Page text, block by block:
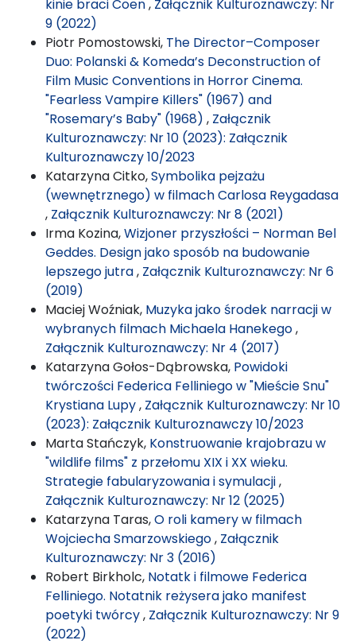
kinie braci Coen, Załącznik Kulturoznawczy: Nr
9 (2022)
Piotr Pomostowski, The Director–Composer
Duo: Polanski & Komeda’s Deconstruction of
Film Music Conventions in Horror Cinema.
"Fearless Vampire Killers" (1967) and
"Rosemary’s Baby" (1968) , Załącznik
Kulturoznawczy: Nr 10 (2023): Załącznik
Kulturoznawczy 10/2023
Katarzyna Citko,Symbolika pejzażu
(wewnętrznego) w filmach Carlosa Reygadasa
, Załącznik Kulturoznawczy: Nr 8 (2021)
Irma Kozina,Wizjoner przyszłości – Norman Bel
Geddes. Design jako sposób na budowanie
lepszego jutra, Załącznik Kulturoznawczy: Nr 6
(2019)
Maciej Woźniak, Muzyka jako środek narracji w
wybranych filmach Michaela Hanekego,
Załącznik Kulturoznawczy: Nr 4 (2017)
Katarzyna Gołos-Dąbrowska, Powidoki
twórczości Federica Felliniego w "Mieście Snu"
Krystiana Lupy, Załącznik Kulturoznawczy: Nr 10
(2023): Załącznik Kulturoznawczy 10/2023
Marta Stańczyk, Konstruowanie krajobrazu w
"wildlife films" z przełomu XIX i XX wieku.
Strategie fabularyzowania i symulacji,
Załącznik Kulturoznawczy: Nr 12 (2025)
Katarzyna Taras,O roli kamery w filmach
Wojciecha Smarzowskiego, Załącznik
Kulturoznawczy: Nr 3 (2016)
Robert Birkholc, Notatk i filmowe Federica
Felliniego. Notatnik reżysera jako manifest
poetyki twórcy, Załącznik Kulturoznawczy: Nr 9
(2022)